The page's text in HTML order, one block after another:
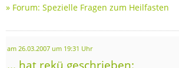
» Forum: Spezielle Fragen zum Heilfasten
am 26.03.2007 um 19:31 Uhr
... hat rekü geschrieben: